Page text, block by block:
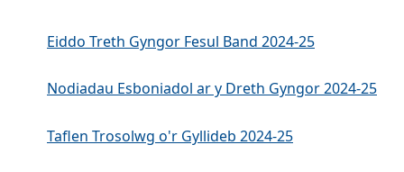
Eiddo Treth Gyngor Fesul Band 2024-25
Nodiadau Esboniadol ar y Dreth Gyngor 2024-25
Taflen Trosolwg o'r Gyllideb 2024-25